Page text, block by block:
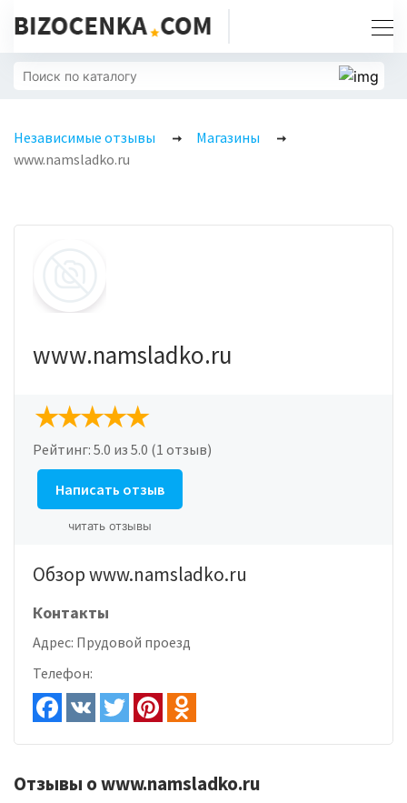
Независимые отзывы
Магазины
www.namsladko.ru
www.namsladko.ru
Рейтинг: 5.0 из 5.0 (1 отзыв)
Написать отзыв
читать отзывы
Обзор www.namsladko.ru
Контакты
Адрес: Прудовой проезд
Телефон:
Отзывы о www.namsladko.ru